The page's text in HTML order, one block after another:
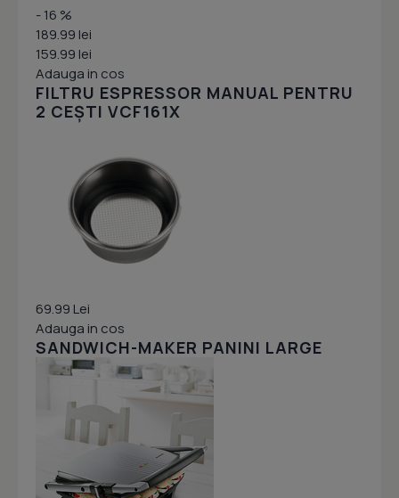
- 16 %
189.99 lei
159.99 lei
Adauga in cos
FILTRU ESPRESSOR MANUAL PENTRU
2 CEȘTI VCF161X
69.99 Lei
Adauga in cos
SANDWICH-MAKER PANINI LARGE